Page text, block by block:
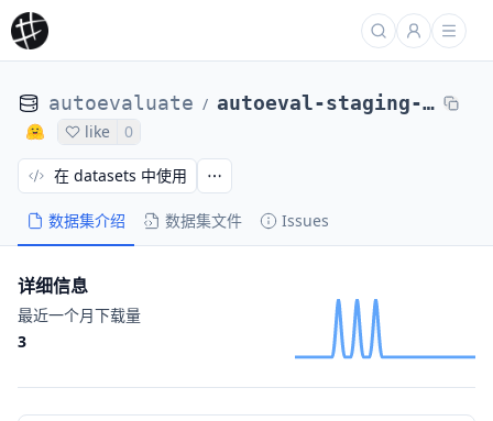
autoevaluate / autoeval-staging-eval-project-ce097653-8595145
like 0
数据集介绍 数据集文件 Issues
在 datasets 中使用
详细信息
最近一个月下载量
3